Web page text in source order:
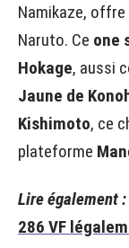
Namikaze, offre
Naruto. Ce one
Hokage, aussi
Jaune de
Kishimoto, ce
plateforme
Lire également :
286 VF